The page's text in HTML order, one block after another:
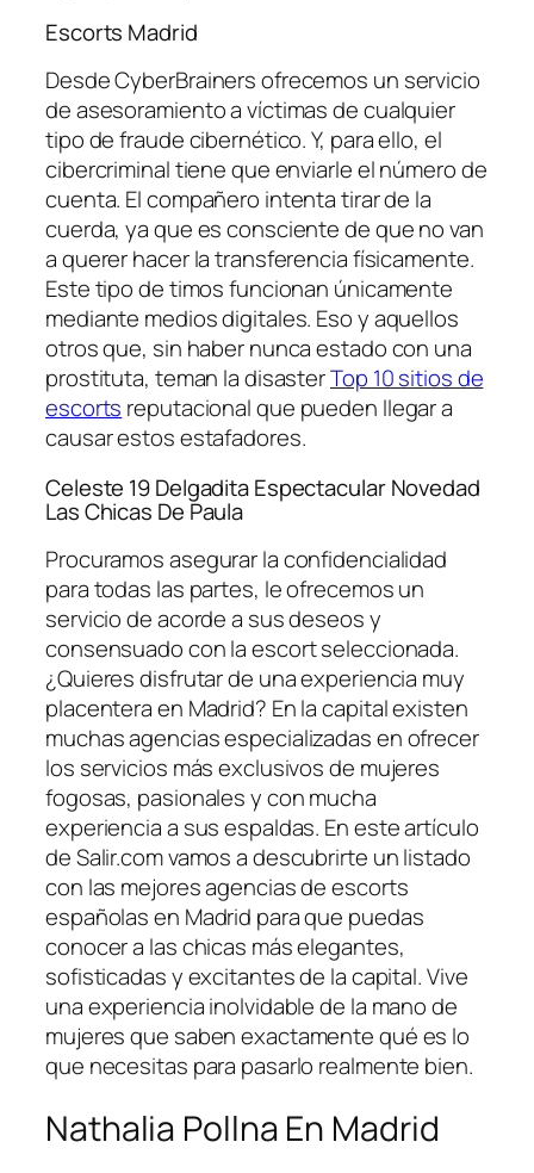
Escorts Madrid
Desde CyberBrainers ofrecemos un servicio
de asesoramiento a víctimas de cualquier
tipo de fraude cibernético. Y, para ello, el
cibercriminal tiene que enviarle el número de
cuenta. El compañero intenta tirar de la
cuerda, ya que es consciente de que no van
a querer hacer la transferencia físicamente.
Este tipo de timos funcionan únicamente
mediante medios digitales. Eso y aquellos
otros que, sin haber nunca estado con una
prostituta, teman la disasterTop 10 sitios de
escorts reputacional que pueden llegar a
causar estos estafadores.
Celeste 19 Delgadita Espectacular Novedad
Las Chicas De Paula
Procuramos asegurar la confidencialidad
para todas las partes, le ofrecemos un
servicio de acorde a sus deseos y
consensuado con la escort seleccionada.
¿Quieres disfrutar de una experiencia muy
placentera en Madrid? En la capital existen
muchas agencias especializadas en ofrecer
los servicios más exclusivos de mujeres
fogosas, pasionales y con mucha
experiencia a sus espaldas. En este artículo
de Salir.com vamos a descubrirte un listado
con las mejores agencias de escorts
españolas en Madrid para que puedas
conocer a las chicas más elegantes,
sofisticadas y excitantes de la capital. Vive
una experiencia inolvidable de la mano de
mujeres que saben exactamente qué es lo
que necesitas para pasarlo realmente bien.
Nathalia Pollna En Madrid